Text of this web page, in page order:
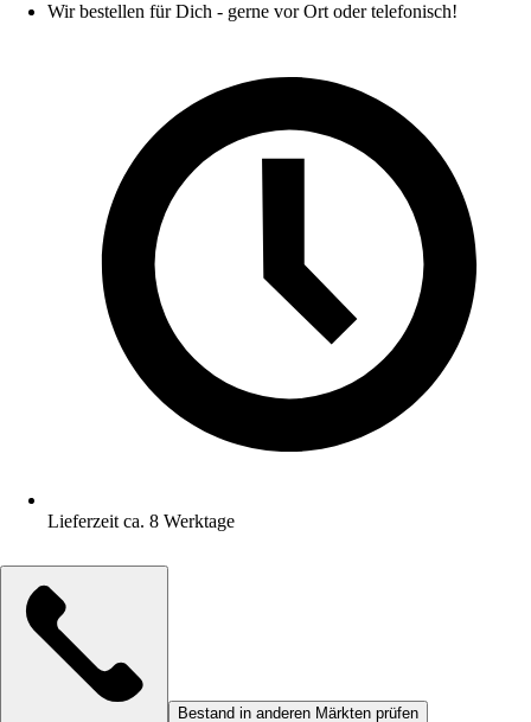
Wir bestellen für Dich - gerne vor Ort oder telefonisch!
Lieferzeit ca. 8 Werktage
Bestand in anderen Märkten prüfen